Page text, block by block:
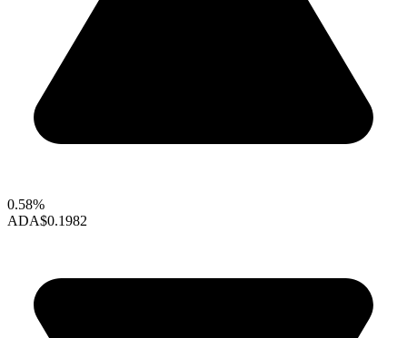
0.58%
ADA$0.1982